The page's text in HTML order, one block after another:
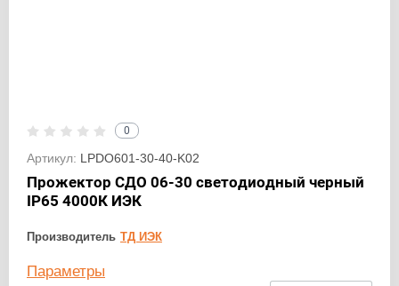
0
Артикул: LPDO601-30-40-K02
Прожектор СДО 06-30 светодиодный черный
IP65 4000К ИЭК
Производитель ТД ИЭК
Параметры